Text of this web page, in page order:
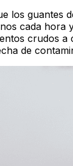
los guantes
cada hora
crudos a
de